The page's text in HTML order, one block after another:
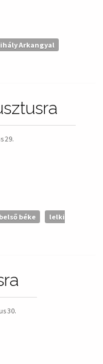
Arkangyal
29.
belső béke
lelki
30.